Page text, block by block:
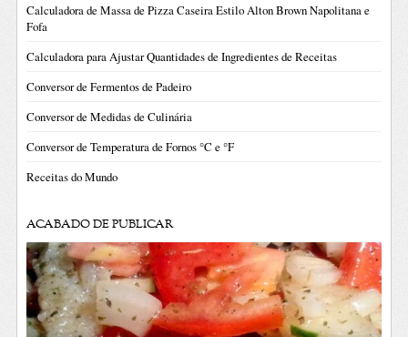
Calculadora de Massa de Pizza Caseira Estilo Alton Brown Napolitana e
Fofa
Calculadora para Ajustar Quantidades de Ingredientes de Receitas
Conversor de Fermentos de Padeiro
Conversor de Medidas de Culinária
Conversor de Temperatura de Fornos °C e °F
Receitas do Mundo
ACABADO DE PUBLICAR